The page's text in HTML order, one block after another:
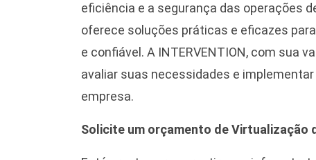
eficiência e a segurança das operações
oferece soluções práticas e eficazes
e confiável. A INTERVENTION, com sua
avaliar suas necessidades e
empresa.
Solicite um orçamento de Virtualização